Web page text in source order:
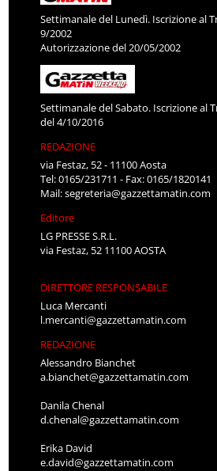
Settimanale del Lunedì. Iscrizione al
9/2002
Autorizzazione del 20/05/2002
Settimanale del Sabato. Iscrizione al
del 4/10/2016
REDAZIONE
via Festaz, 52 - 11100 Aosta
Tel: 0165/231711 - Fax: 0165/1820141
Mail:segreteria@gazzettamatin.com
Editore
LG PRESSE S.R.L.
via Festaz, 52 11100 AOSTA
DIRETTORE RESPONSABILE
Luca Mercanti
l.mercanti@gazzettamatin.com
REDAZIONE
Alessandro Bianchet
a.bianchet@gazzettamatin.com
Danila Chenal
d.chenal@gazzettamatin.com
Erika David
e.david@gazzettamatin.com